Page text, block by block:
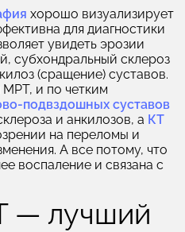
хорошо визуализирует
для диагностики
увидеть эрозии
субхондральный склероз
(сращение) суставов.
и по четким
подвздошных суставов
и анкилозов, а КТ
на переломы и
А все потому, что
воспаление и связана с
— лучший